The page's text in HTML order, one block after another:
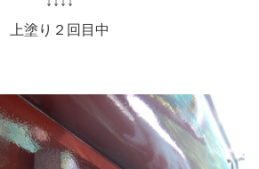
上塗り２回目中